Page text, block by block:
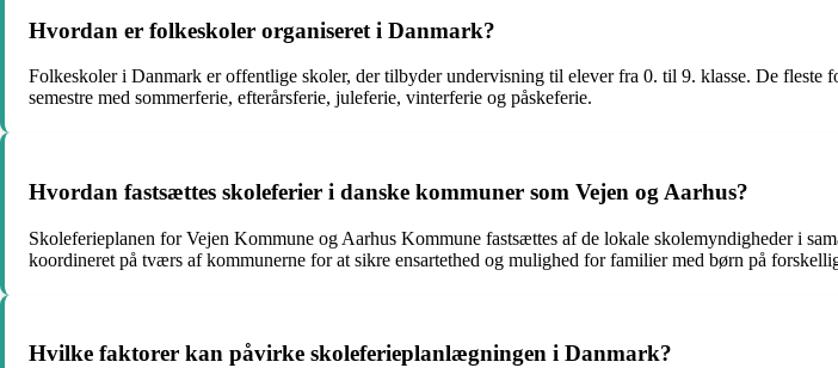
Hvordan er folkeskoler organiseret i Danmark?
Folkeskoler i Danmark er offentlige skoler, der tilbyder undervisning til elever fra 0. til 9. klasse. De
semestre med sommerferie, efterårsferie, juleferie, vinterferie og påskeferie.
Hvordan fastsættes skoleferier i danske kommuner som Vejen og Aarhus?
Skoleferieplanen for Vejen Kommune og Aarhus Kommune fastsættes af de lokale skolemyndigheder i
koordineret på tværs af kommunerne for at sikre ensartethed og mulighed for familier med børn på
Hvilke faktorer kan påvirke skoleferieplanlægningen i Danmark?